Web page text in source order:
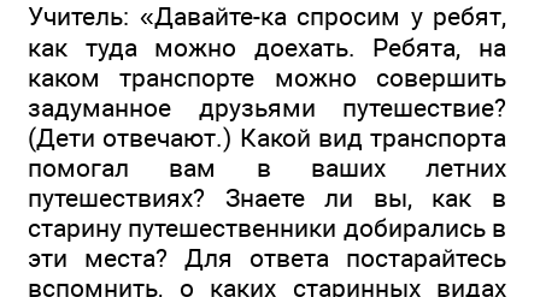
Учитель: «Давайте-ка спросим у ребят,
как туда можно доехать. Ребята, на
каком транспорте можно совершить
задуманное друзьями путешествие?
(Дети отвечают.) Какой вид транспорта
помогал вам в ваших летних
путешествиях? Знаете ли вы, как в
старину путешественники добирались в
эти места? Для ответа постарайтесь
вспомнить, о каких старинных видах